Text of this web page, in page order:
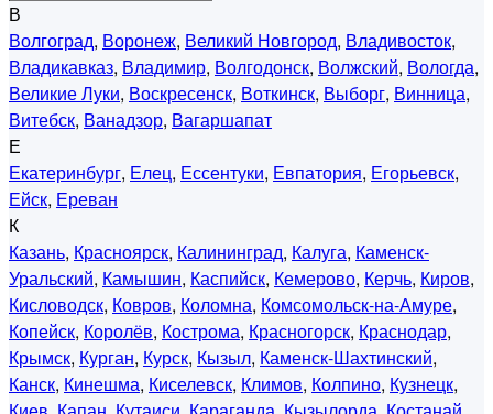
В
Волгоград, Воронеж, Великий Новгород, Владивосток,
Владикавказ, Владимир, Волгодонск, Волжский, Вологда,
Великие Луки, Воскресенск, Воткинск, Выборг, Винница,
Витебск, Ванадзор, Вагаршапат
Е
Екатеринбург, Елец, Ессентуки, Евпатория, Егорьевск,
Ейск, Ереван
К
Казань, Красноярск, Калининград, Калуга, Каменск-
Уральский, Камышин, Каспийск, Кемерово, Керчь, Киров,
Кисловодск, Ковров, Коломна, Комсомольск-на-Амуре,
Копейск, Королёв, Кострома, Красногорск, Краснодар,
Крымск, Курган, Курск, Кызыл, Каменск-Шахтинский,
Канск, Кинешма, Киселевск, Климов, Колпино, Кузнецк,